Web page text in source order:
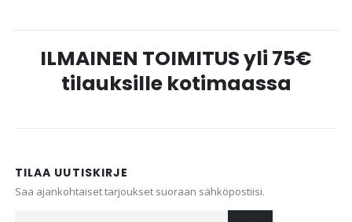
ILMAINEN TOIMITUS yli 75€
tilauksille kotimaassa
TILAA UUTISKIRJE
Saa ajankohtaiset tarjoukset suoraan sähköpostiisi.